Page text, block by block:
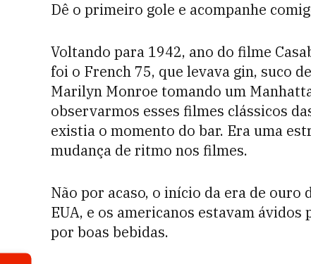
Dê o primeiro gole e acompanhe
Voltando para 1942, ano do filme
foi o French 75, que levava gin, suco
Marilyn Monroe tomando um
observarmos esses filmes clássicos
existia o momento do bar. Era uma
mudança de ritmo nos filmes.
Não por acaso, o início da era de ouro
EUA, e os americanos estavam
por boas bebidas.